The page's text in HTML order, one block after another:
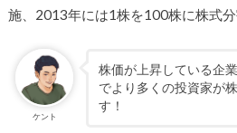
施、2013年には1株を100株に株式分
ケント
株価が上昇している企
でより多くの投資家が
す！